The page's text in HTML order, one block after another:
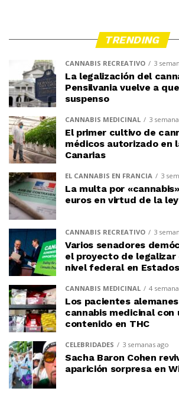
TRENDING
CANNABIS RECREATIVO 3
La legalización del
Pensilvania vuelve a
suspenso
CANNABIS MEDICINAL 3
El primer cultivo de
médicos autorizado en
Canarias
EL CANNABIS EN FRANCIA 3
La multa por
euros en virtud de la ley
CANNABIS RECREATIVO 3
Varios senadores
el proyecto de legalizar
nivel federal en
CANNABIS MEDICINAL 4
Los pacientes
cannabis medicinal con
contenido en THC
CELEBRIDADES 3 semanas ago
Sacha Baron Cohen
aparición sorpresa en